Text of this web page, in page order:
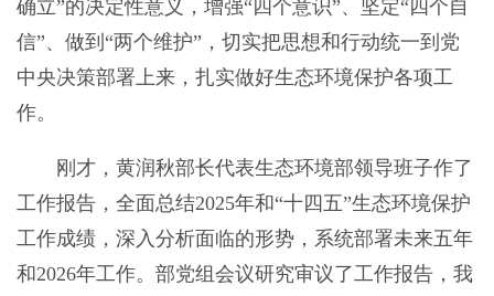
确立”的决定性意义，增强“四个意识”、坚定“四个自
信”、做到“两个维护”，切实把思想和行动统一到党
中央决策部署上来，扎实做好生态环境保护各项工
作。
刚才，黄润秋部长代表生态环境部领导班子作了
工作报告，全面总结2025年和“十四五”生态环境保护
工作成绩，深入分析面临的形势，系统部署未来五年
和2026年工作。部党组会议研究审议了工作报告，我